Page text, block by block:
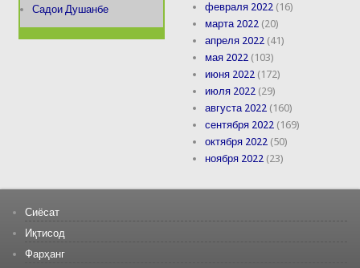
Садои Душанбе
февраля 2022 (16)
марта 2022 (20)
апреля 2022 (41)
мая 2022 (103)
июня 2022 (172)
июля 2022 (29)
августа 2022 (160)
сентября 2022 (169)
октября 2022 (50)
ноября 2022 (23)
Сиёсат
Иқтисод
Фарҳанг